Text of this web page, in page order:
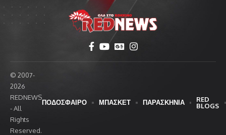
© 2007-
2026
REDNEWS
- All
Rights
Reserved.
ΠΟΔΟΣΦΑΙΡΟ ΜΠΑΣΚΕΤ ΠΑΡΑΣΚΗΝΙΑ
RED
BLOGS